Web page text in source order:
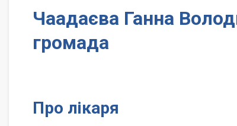
Чаадаєва Ганна
громада
Про лікаря